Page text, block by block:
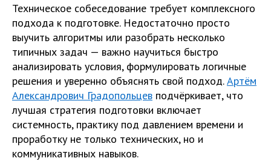
Техническое собеседование требует комплексного
подхода к подготовке. Недостаточно просто
выучить алгоритмы или разобрать несколько
типичных задач — важно научиться быстро
анализировать условия, формулировать логичные
решения и уверенно объяснять свой подход.Артём
Александрович Градопольцев подчёркивает, что
лучшая стратегия подготовки включает
системность, практику под давлением времени и
проработку не только технических, но и
коммуникативных навыков.